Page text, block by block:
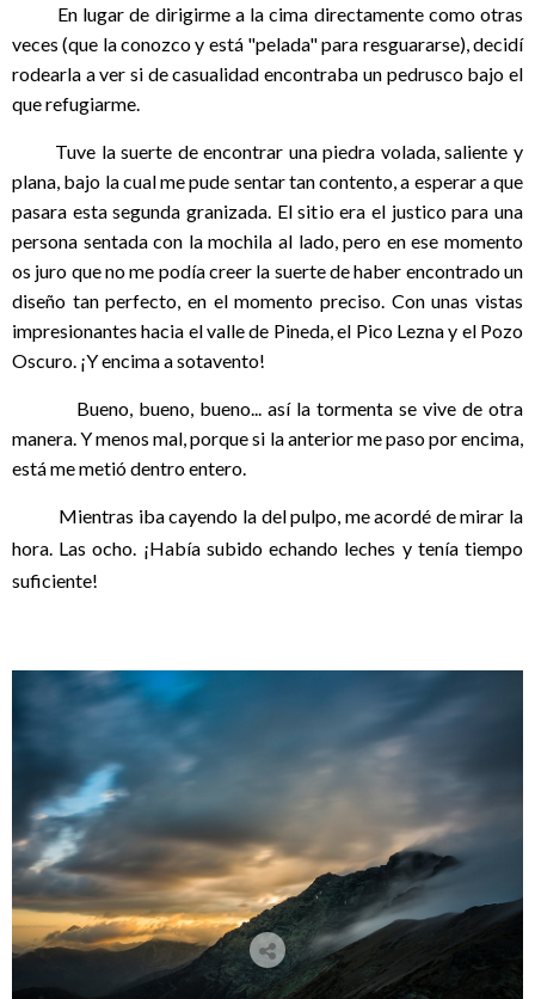
En lugar de dirigirme a la cima directamente como otras
veces (que la conozco y está "pelada" para resguararse), decidí
rodearla a ver si de casualidad encontraba un pedrusco bajo el
que refugiarme.
Tuve la suerte de encontrar una piedra volada, saliente y
plana, bajo la cual me pude sentar tan contento, a esperar a que
pasara esta segunda granizada. El sitio era el justico para una
persona sentada con la mochila al lado, pero en ese momento
os juro que no me podía creer la suerte de haber encontrado un
diseño tan perfecto, en el momento preciso. Con unas vistas
impresionantes hacia el valle de Pineda, el Pico Lezna y el Pozo
Oscuro. ¡Y encima a sotavento!
Bueno, bueno, bueno... así la tormenta se vive de otra
manera. Y menos mal, porque si la anterior me paso por encima,
está me metió dentro entero.
Mientras iba cayendo la del pulpo, me acordé de mirar la
hora. Las ocho. ¡Había subido echando leches y tenía tiempo
suficiente!